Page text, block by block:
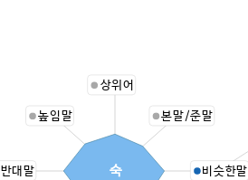
상위어
본말/준말
비슷한말
반대말
높임말
숙